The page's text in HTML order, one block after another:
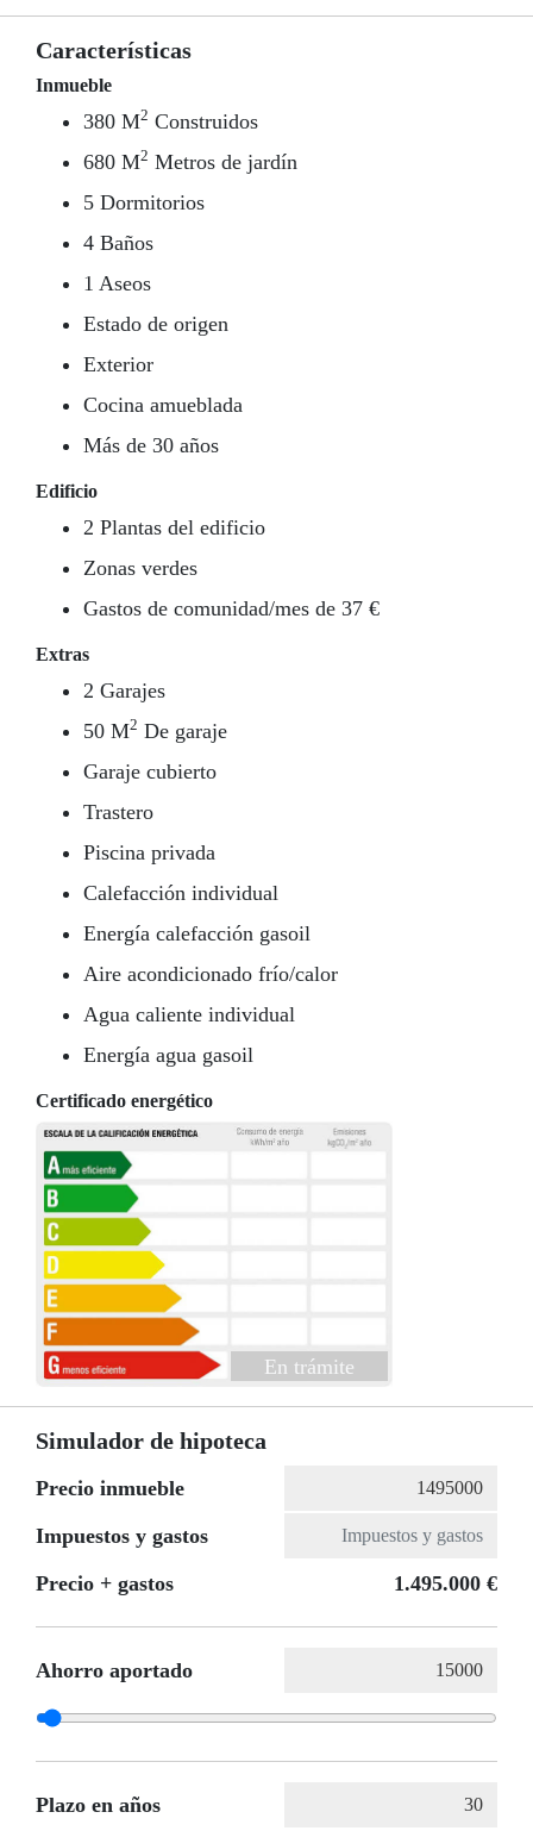
Características
Inmueble
380 M2 Construidos
680 M2 Metros de jardín
5 Dormitorios
4 Baños
1 Aseos
Estado de origen
Exterior
Cocina amueblada
Más de 30 años
Edificio
2 Plantas del edificio
Zonas verdes
Gastos de comunidad/mes de 37 €
Extras
2 Garajes
50 M2 De garaje
Garaje cubierto
Trastero
Piscina privada
Calefacción individual
Energía calefacción gasoil
Aire acondicionado frío/calor
Agua caliente individual
Energía agua gasoil
Certificado energético
En trámite
Simulador de hipoteca
Precio inmueble
Impuestos y gastos
Precio + gastos
1.495.000 €
Ahorro aportado
Plazo en años